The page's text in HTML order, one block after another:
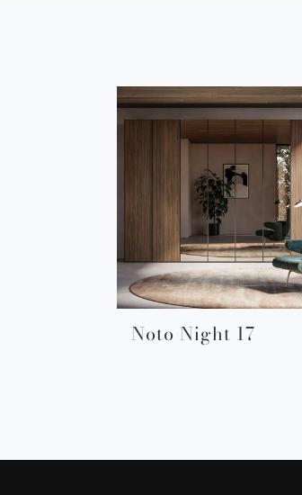
Noto Night 17